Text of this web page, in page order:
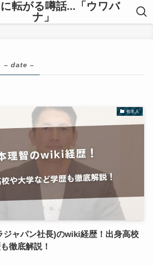
転がる噂話...「ウワバ
ナ」
– date –
有名人
ジャパン社長)のwiki経歴！出身高校
徹底解説！